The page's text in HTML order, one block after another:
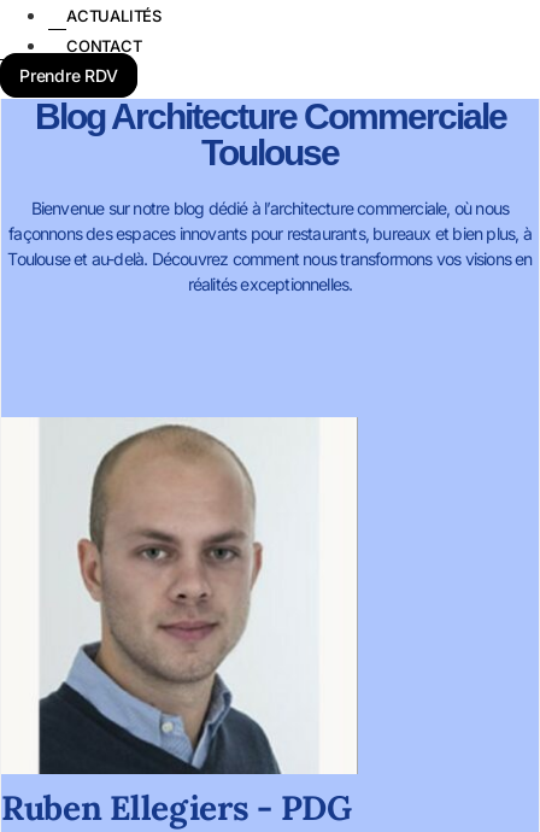
ACTUALITÉS
CONTACT
Prendre RDV
Blog Architecture Commerciale
Toulouse
Bienvenue sur notre blog dédié à l’architecture commerciale, où nous
façonnons des espaces innovants pour restaurants, bureaux et bien plus, à
Toulouse et au-delà. Découvrez comment nous transformons vos visions en
réalités exceptionnelles.
Ruben Ellegiers - PDG